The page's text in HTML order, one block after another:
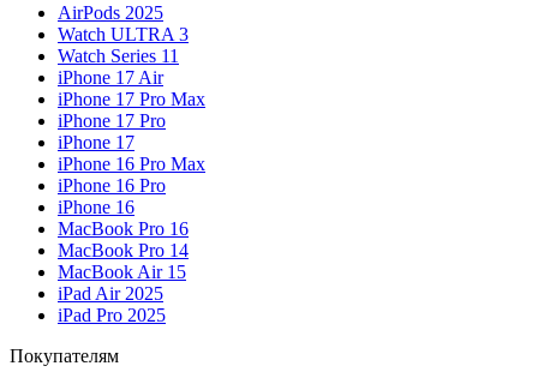
AirPods 2025
Watch ULTRA 3
Watch Series 11
iPhone 17 Air
iPhone 17 Pro Max
iPhone 17 Pro
iPhone 17
iPhone 16 Pro Max
iPhone 16 Pro
iPhone 16
MacBook Pro 16
MacBook Pro 14
MacBook Air 15
iPad Air 2025
iPad Pro 2025
Покупателям